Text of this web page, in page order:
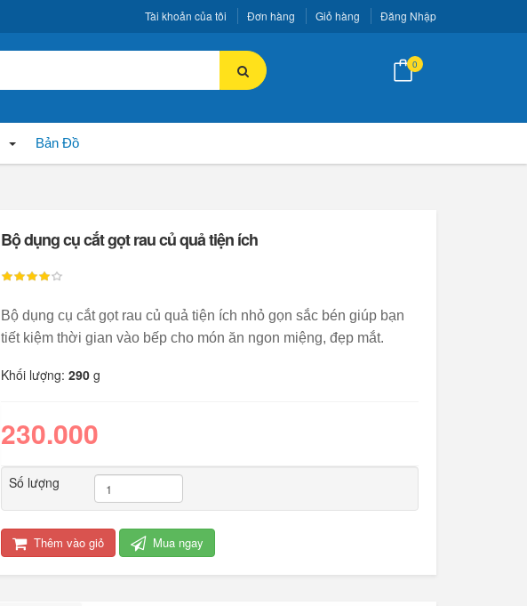
Tài khoản của tôi Đơn hàng Giỏ hàng Đăng Nhập
0
Bản Đồ
Bộ dụng cụ cắt gọt rau củ quả tiện ích
Bộ dụng cụ cắt gọt rau củ quả tiện ích nhỏ gọn sắc bén giúp bạn
tiết kiệm thời gian vào bếp cho món ăn ngon miệng, đẹp mắt.
Khối lượng:290 g
230.000
Số lượng
Thêm vào giỏ Mua ngay